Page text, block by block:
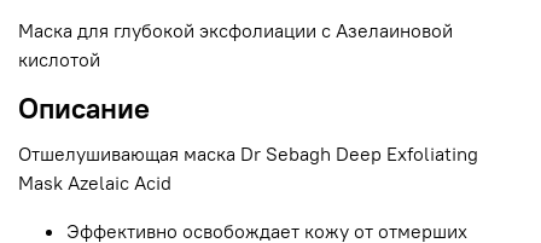
Маска для глубокой эксфолиации с Азелаиновой
кислотой
Описание
Отшелушивающая маска Dr Sebagh Deep Exfoliating
Mask Azelaic Acid
Эффективно освобождает кожу от отмерших